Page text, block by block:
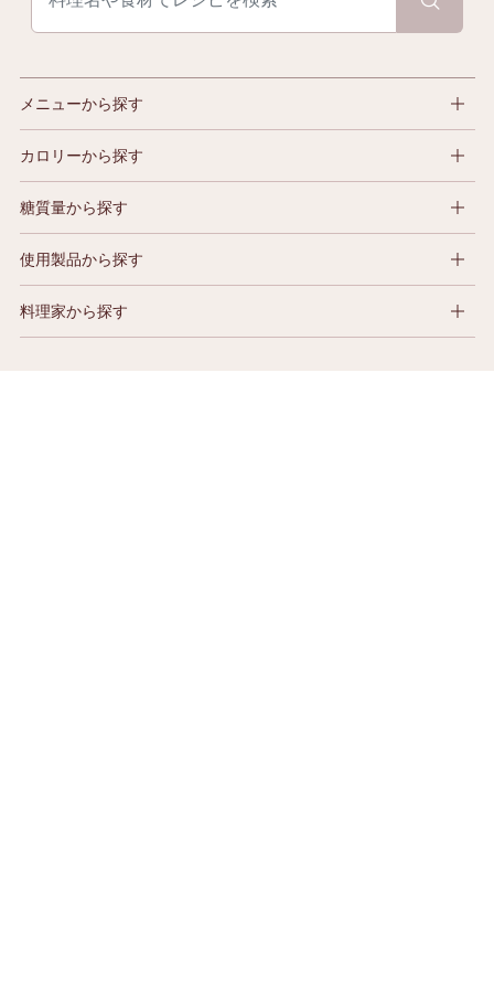
メニューから探す
カロリーから探す
糖質量から探す
使用製品から探す
料理家から探す